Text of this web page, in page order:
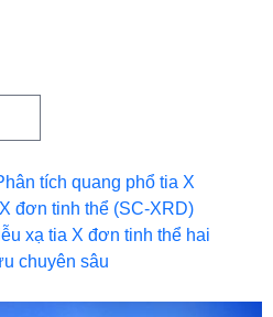
tích quang phổ tia X
đơn tinh thể (SC-XRD)
xạ tia X đơn tinh thể hai
chuyên sâu